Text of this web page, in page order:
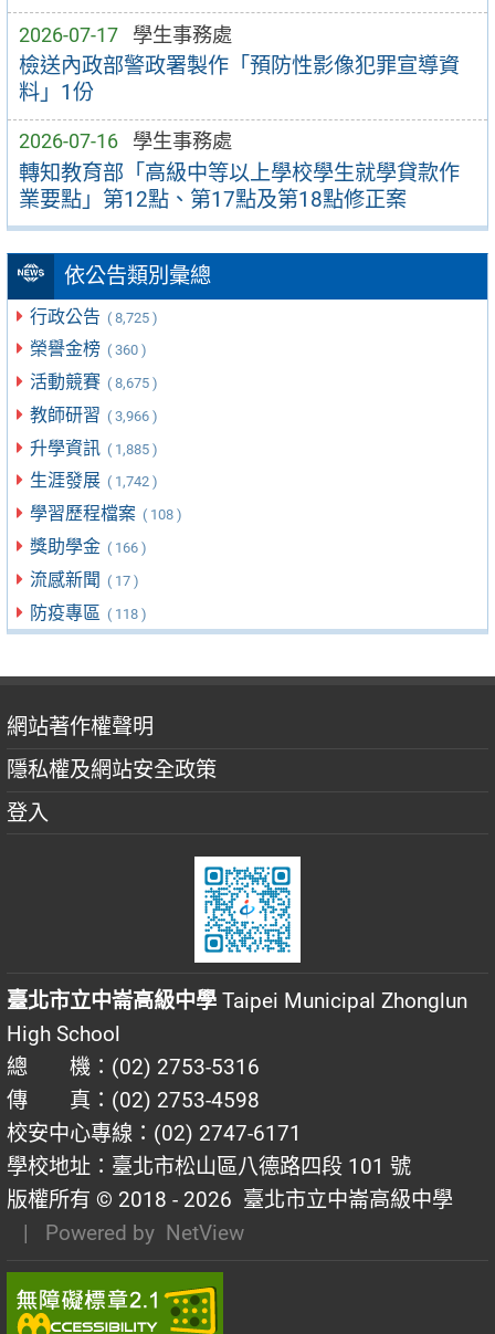
2026-07-17 學生事務處
檢送內政部警政署製作「預防性影像犯罪宣導資
料」1份
2026-07-16 學生事務處
轉知教育部「高級中等以上學校學生就學貸款作
業要點」第12點、第17點及第18點修正案
依公告類別彙總
行政公告 ( 8,725 )
榮譽金榜 ( 360 )
活動競賽 ( 8,675 )
教師研習 ( 3,966 )
升學資訊 ( 1,885 )
生涯發展 ( 1,742 )
學習歷程檔案 ( 108 )
獎助學金 ( 166 )
流感新聞 ( 17 )
防疫專區 ( 118 )
網站著作權聲明
隱私權及網站安全政策
登入
臺北市立中崙高級中學 Taipei Municipal Zhonglun
High School
總 機：(02) 2753-5316
傳 真：(02) 2753-4598
校安中心專線：(02) 2747-6171
學校地址：臺北市松山區八德路四段 101 號
版權所有 © 2018 - 2026 臺北市立中崙高級中學
| Powered by NetView